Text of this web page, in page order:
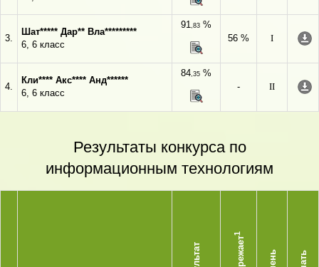
3.
Шат***** Дар** Вла*********
6, 6 класс
91,83 %
56 %
I
4.
Кли**** Акс**** Анд******
6, 6 класс
84,35 %
-
II
Результаты конкурса по
информационным технологиям
1